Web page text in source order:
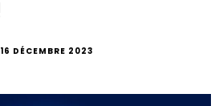
16 DÉCEMBRE 2023